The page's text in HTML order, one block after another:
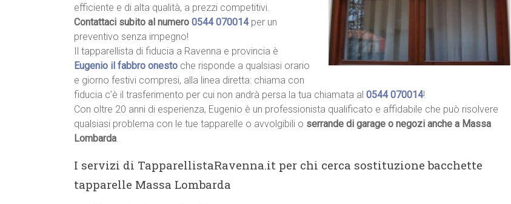
efficiente e di alta qualità, a prezzi competitivi.
Contattaci subito al numero 0544 070014per un
preventivo senza impegno!
Il tapparellista di fiducia a Ravenna e provincia è
Eugenio il fabbro onesto che risponde a qualsiasi orario
e giorno festivi compresi, alla linea diretta: chiama con
fiducia c’è il trasferimento per cui non andrà persa la tua chiamata al 0544 070014!
Con oltre 20 anni di esperienza, Eugenio è un professionista qualificato e affidabile che può risolvere
qualsiasi problema con le tue tapparelle o avvolgibili o serrande di garage o negozi anche a Massa
Lombarda.
I servizi di TapparellistaRavenna.it per chi cerca sostituzione bacchette
tapparelle Massa Lombarda